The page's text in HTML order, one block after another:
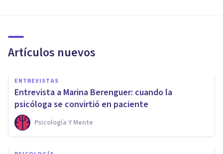
Artículos nuevos
ENTREVISTAS
Entrevista a Marina Berenguer: cuando la
psicóloga se convirtió en paciente
Psicología Y Mente